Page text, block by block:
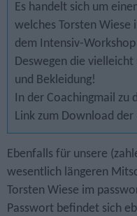
Es handelt sich um
welches Torsten Wiese
dem Intensiv-
Deswegen die
und Bekleidung!
In der Coachingmail zu
Link zum Download der
Ebenfalls für unsere
wesentlich längeren
Torsten Wiese im
Passwort befindet sich